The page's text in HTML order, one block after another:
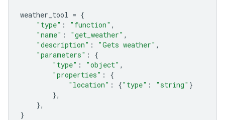
weather_tool = {
"type" : "function" ,
"name" : "get_weather" ,
"description" : "Gets weather" ,
"parameters" :
{
"type" : "object" ,
"properties" :
{
"location" : {"type" : "string" }
},
},
}